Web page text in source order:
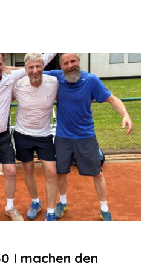
I machen den